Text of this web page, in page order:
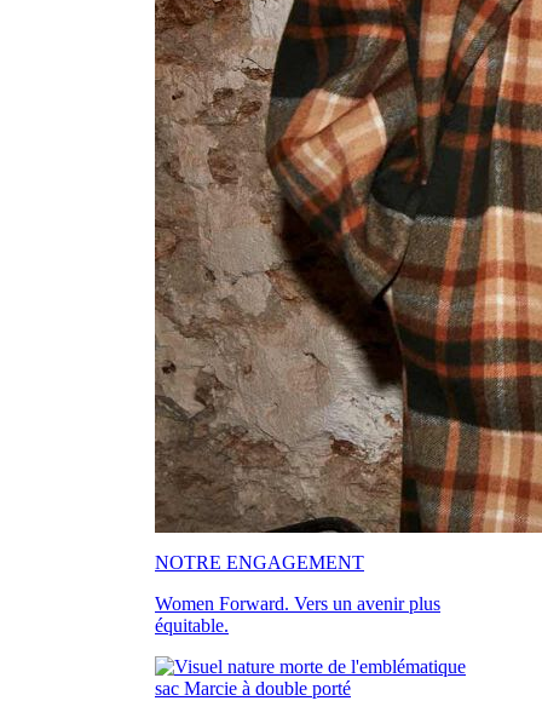
NOTRE ENGAGEMENT
Women Forward. Vers un avenir plus
équitable.